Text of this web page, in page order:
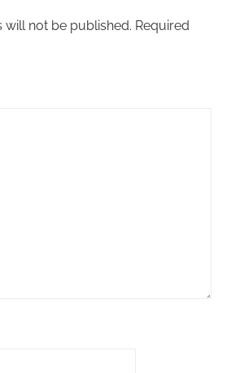
will not be published. Required